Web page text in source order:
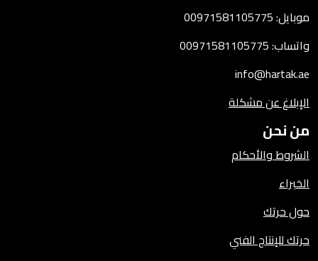
موبايل: 00971581105775
واتساب: 00971581105775
info@hartak.ae
الإبلاغ عن مشكلة
من نحن
الشروط والأحكام
الخبراء
حول حرتك
حرتك للإنتاج الفني